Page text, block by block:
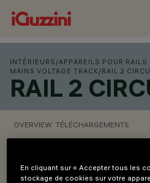
INTÉRIEURS /APPAREILS POUR
MAINS VOLTAGE TRACK/RAIL 2
RAIL 2
OVERVIEW TÉLÉCHARGEMENTS
En cliquant sur « Accepter tous les
stockage de cookies sur votre